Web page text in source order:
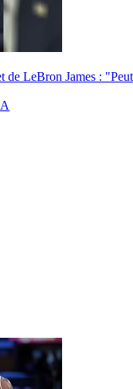
de LeBron James :